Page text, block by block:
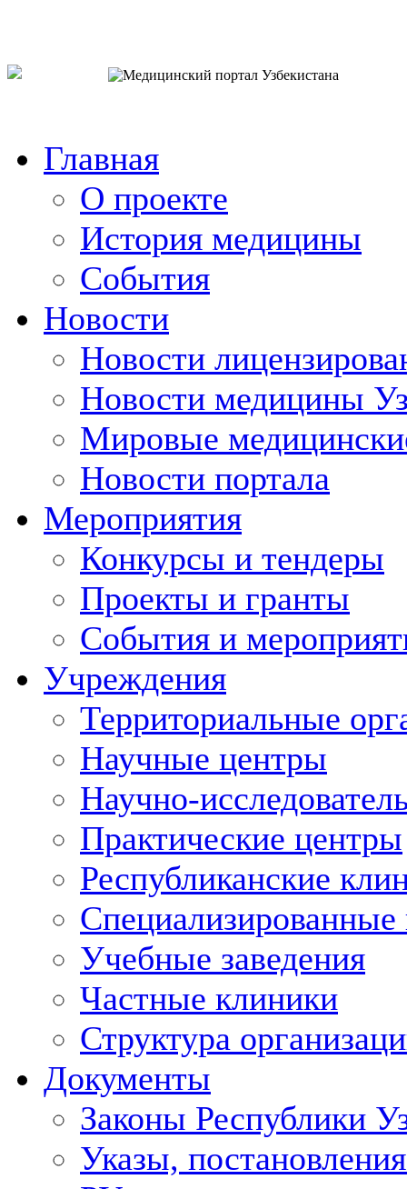
Главная
О проекте
История медицины
События
Новости
Новости
Новости медицины
Мировые
Новости портала
Мероприятия
Конкурсы и тендеры
Проекты и гранты
События и
Учреждения
Территориальные
Научные центры
Научно-
Практические центры
Республиканские
Учебные заведения
Частные клиники
Структура
Документы
Законы Республики
Указы,